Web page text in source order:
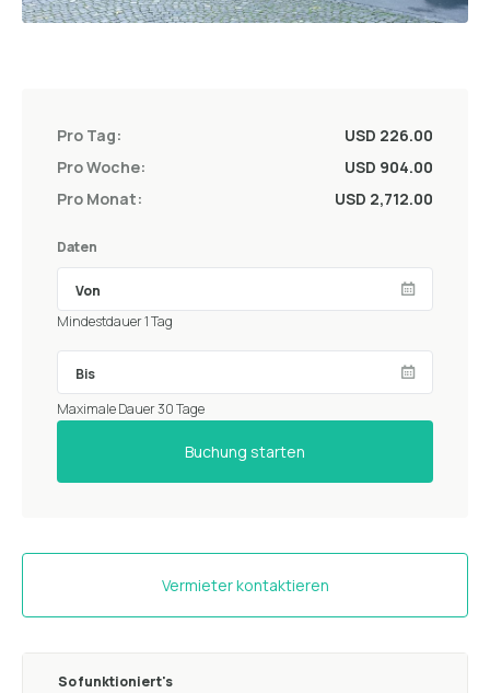
Pro Tag:
Pro Woche:
Pro Monat:
USD 226.00
USD 904.00
USD 2,712.00
Daten
Mindestdauer 1 Tag
Maximale Dauer 30 Tage
Buchung starten
Vermieter kontaktieren
So funktioniert's